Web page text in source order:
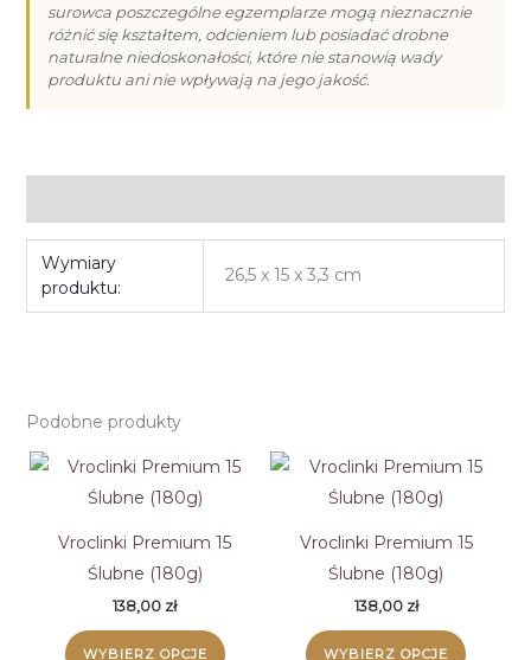
surowca poszczególne egzemplarze mogą nieznacznie
różnić się kształtem, odcieniem lub posiadać drobne
naturalne niedoskonałości, które nie stanowią wady
produktu ani nie wpływają na jego jakość.
Wymiary
produktu:
26,5 x 15 x 3,3 cm
Podobne produkty
Vroclinki Premium 15
Ślubne (180g)
138,00 zł
WYBIERZ OPCJE
Vroclinki Premium 15
Ślubne (180g)
138,00 zł
WYBIERZ OPCJE